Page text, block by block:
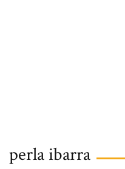
perla ibarra